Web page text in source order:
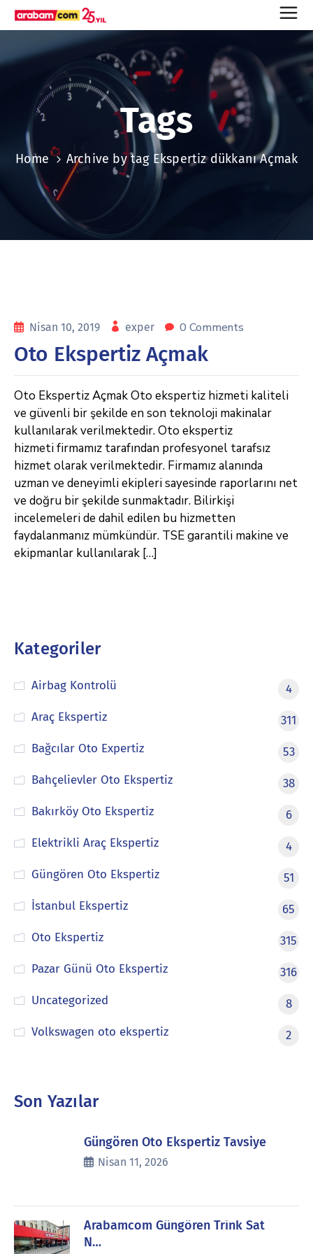
Tags
Home Archive by tag Ekspertiz dükkanı Açmak
Nisan 10, 2019 exper 0 Comments
Oto Ekspertiz Açmak
Oto Ekspertiz Açmak Oto ekspertiz hizmeti kaliteli
ve güvenli bir şekilde en son teknoloji makinalar
kullanılarak verilmektedir. Oto ekspertiz
hizmeti firmamız tarafından profesyonel tarafsız
hizmet olarak verilmektedir. Firmamız alanında
uzman ve deneyimli ekipleri sayesinde raporlarını net
ve doğru bir şekilde sunmaktadır. Bilirkişi
incelemeleri de dahil edilen bu hizmetten
faydalanmanız mümkündür. TSE garantili makine ve
ekipmanlar kullanılarak […]
Kategoriler
Airbag Kontrolü
4
Araç Ekspertiz
311
Bağcılar Oto Expertiz
53
Bahçelievler Oto Ekspertiz
38
Bakırköy Oto Ekspertiz
6
Elektrikli Araç Ekspertiz
4
Güngören Oto Ekspertiz
51
İstanbul Ekspertiz
65
Oto Ekspertiz
315
Pazar Günü Oto Ekspertiz
316
Uncategorized
8
Volkswagen oto ekspertiz
2
Son Yazılar
Güngören Oto Ekspertiz Tavsiye
Nisan 11, 2026
Arabamcom Güngören Trink Sat
N…